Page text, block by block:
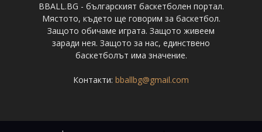
BBALL.BG - българският баскетболен портал.
Мястото, където ще говорим за баскетбол.
Защото обичаме играта. Защото живеем
заради нея. Защото за нас, единствено
баскетболът има значение.
Контакти: bballbg@gmail.com